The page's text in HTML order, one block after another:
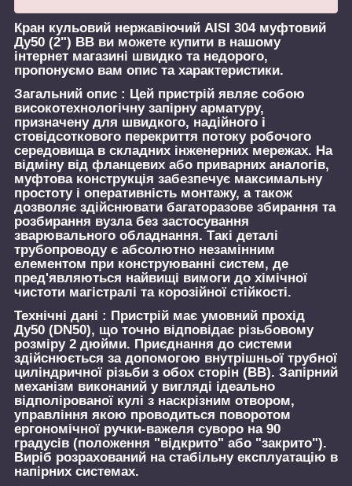
Кран кульовий нержавіючий AISI 304 муфтовий
Ду50 (2") ВВ ви можете купити в нашому
інтернет магазині швидко та недорого,
пропонуємо вам опис та характеристики.
Загальний опис : Цей пристрій являє собою
високотехнологічну запірну арматуру,
призначену для швидкого, надійного і
стовідсоткового перекриття потоку робочого
середовища в складних інженерних мережах. На
відміну від фланцевих або приварних аналогів,
муфтова конструкція забезпечує максимальну
простоту і оперативність монтажу, а також
дозволяє здійснювати багаторазове збирання та
розбирання вузла без застосування
зварювального обладнання. Такі деталі
трубопроводу є абсолютно незамінним
елементом при конструюванні систем, де
пред'являються найвищі вимоги до хімічної
чистоти магістралі та корозійної стійкості.
Технічні дані : Пристрій має умовний прохід
Ду50 (DN50), що точно відповідає різьбовому
розміру 2 дюйми. Приєднання до системи
здійснюється за допомогою внутрішньої трубної
циліндричної різьби з обох сторін (ВВ). Запірний
механізм виконаний у вигляді ідеально
відполірованої кулі з наскрізним отвором,
управління якою проводиться поворотом
ергономічної ручки-важеля суворо на 90
градусів (положення "відкрито" або "закрито").
Виріб розрахований на стабільну експлуатацію в
напірних системах.